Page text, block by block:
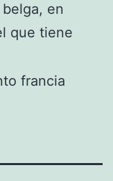
en
que tiene